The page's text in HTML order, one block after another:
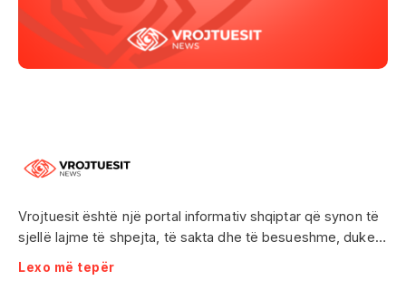
Vrojtuesit është një portal informativ shqiptar që synon të
sjellë lajme të shpejta, të sakta dhe të besueshme, duke
treguar realitetin pa çensurë. Fokus i punës sonë janë
ngjarjet e aktualitetit, problematikat sociale, denoncimet
Lexo më tepër